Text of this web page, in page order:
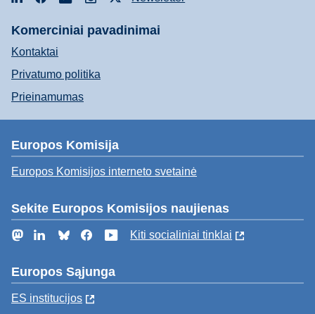
Komerciniai pavadinimai
Kontaktai
Privatumo politika
Prieinamumas
Europos Komisija
Europos Komisijos interneto svetainė
Sekite Europos Komisijos naujienas
MastodonLinkedInBlueskyFacebookYouTube
Kiti socialiniai tinklai
Europos Sąjunga
ES institucijоs